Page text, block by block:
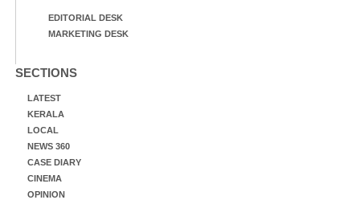
EDITORIAL DESK
MARKETING DESK
SECTIONS
LATEST
KERALA
LOCAL
NEWS 360
CASE DIARY
CINEMA
OPINION